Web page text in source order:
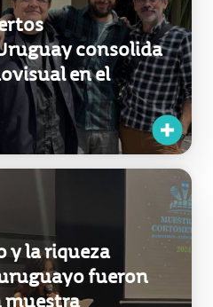
consolida
en el